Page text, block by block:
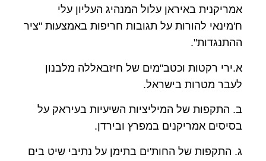
אמריקנית באיראן עלול המנהיג העליון עלי
ח'מינאי להורות על תגובות חריפות באמצעות "ציר
ההתנגדות".
א.ירי רקטות וכטב"מים של חיזבאללה מלבנון
לעבר מטרות בישראל.
ב. התקפות של המיליציות השיעיות בעיראק על
בסיסים אמריקנים במפרץ ובירדן.
ג. התקפות של החות'ים בתימן על נתיבי שיט בים